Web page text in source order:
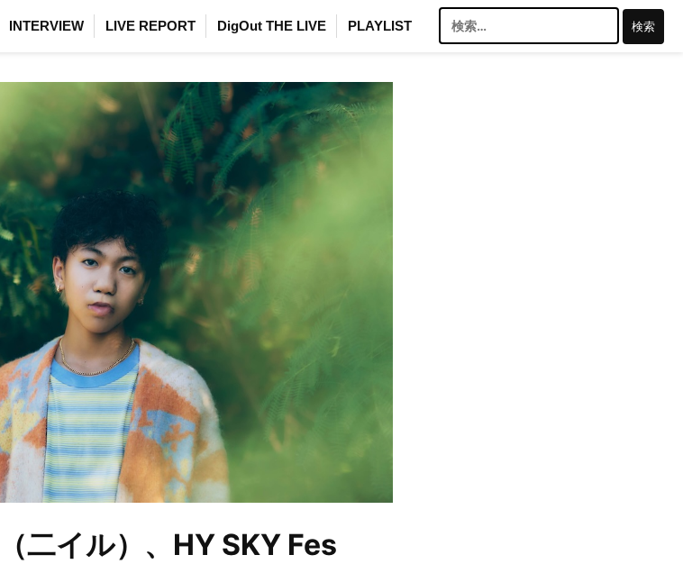
INTERVIEW LIVE REPORT DigOut THE LIVE PLAYLIST
索:
二イル）、HY SKY Fes